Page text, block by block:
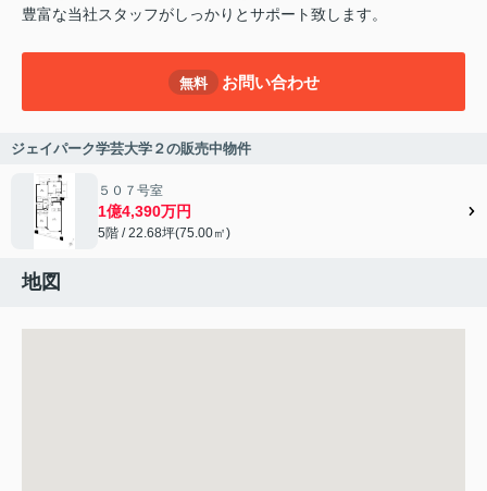
豊富な当社スタッフがしっかりとサポート致します。
無料 お問い合わせ
ジェイパーク学芸大学２の販売中物件
５０７号室
1億4,390万円
5階 / 22.68坪(75.00㎡)
地図